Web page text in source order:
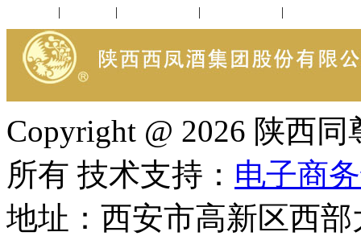
| | | |
Copyright @ 2026 陕西
所有 技术支持： 电子商
地址：西安市高新区西